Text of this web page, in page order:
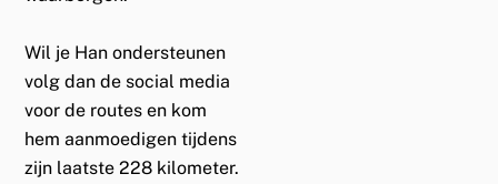
Wil je Han ondersteunen
volg dan de social media
voor de routes en kom
hem aanmoedigen tijdens
zijn laatste 228 kilometer.